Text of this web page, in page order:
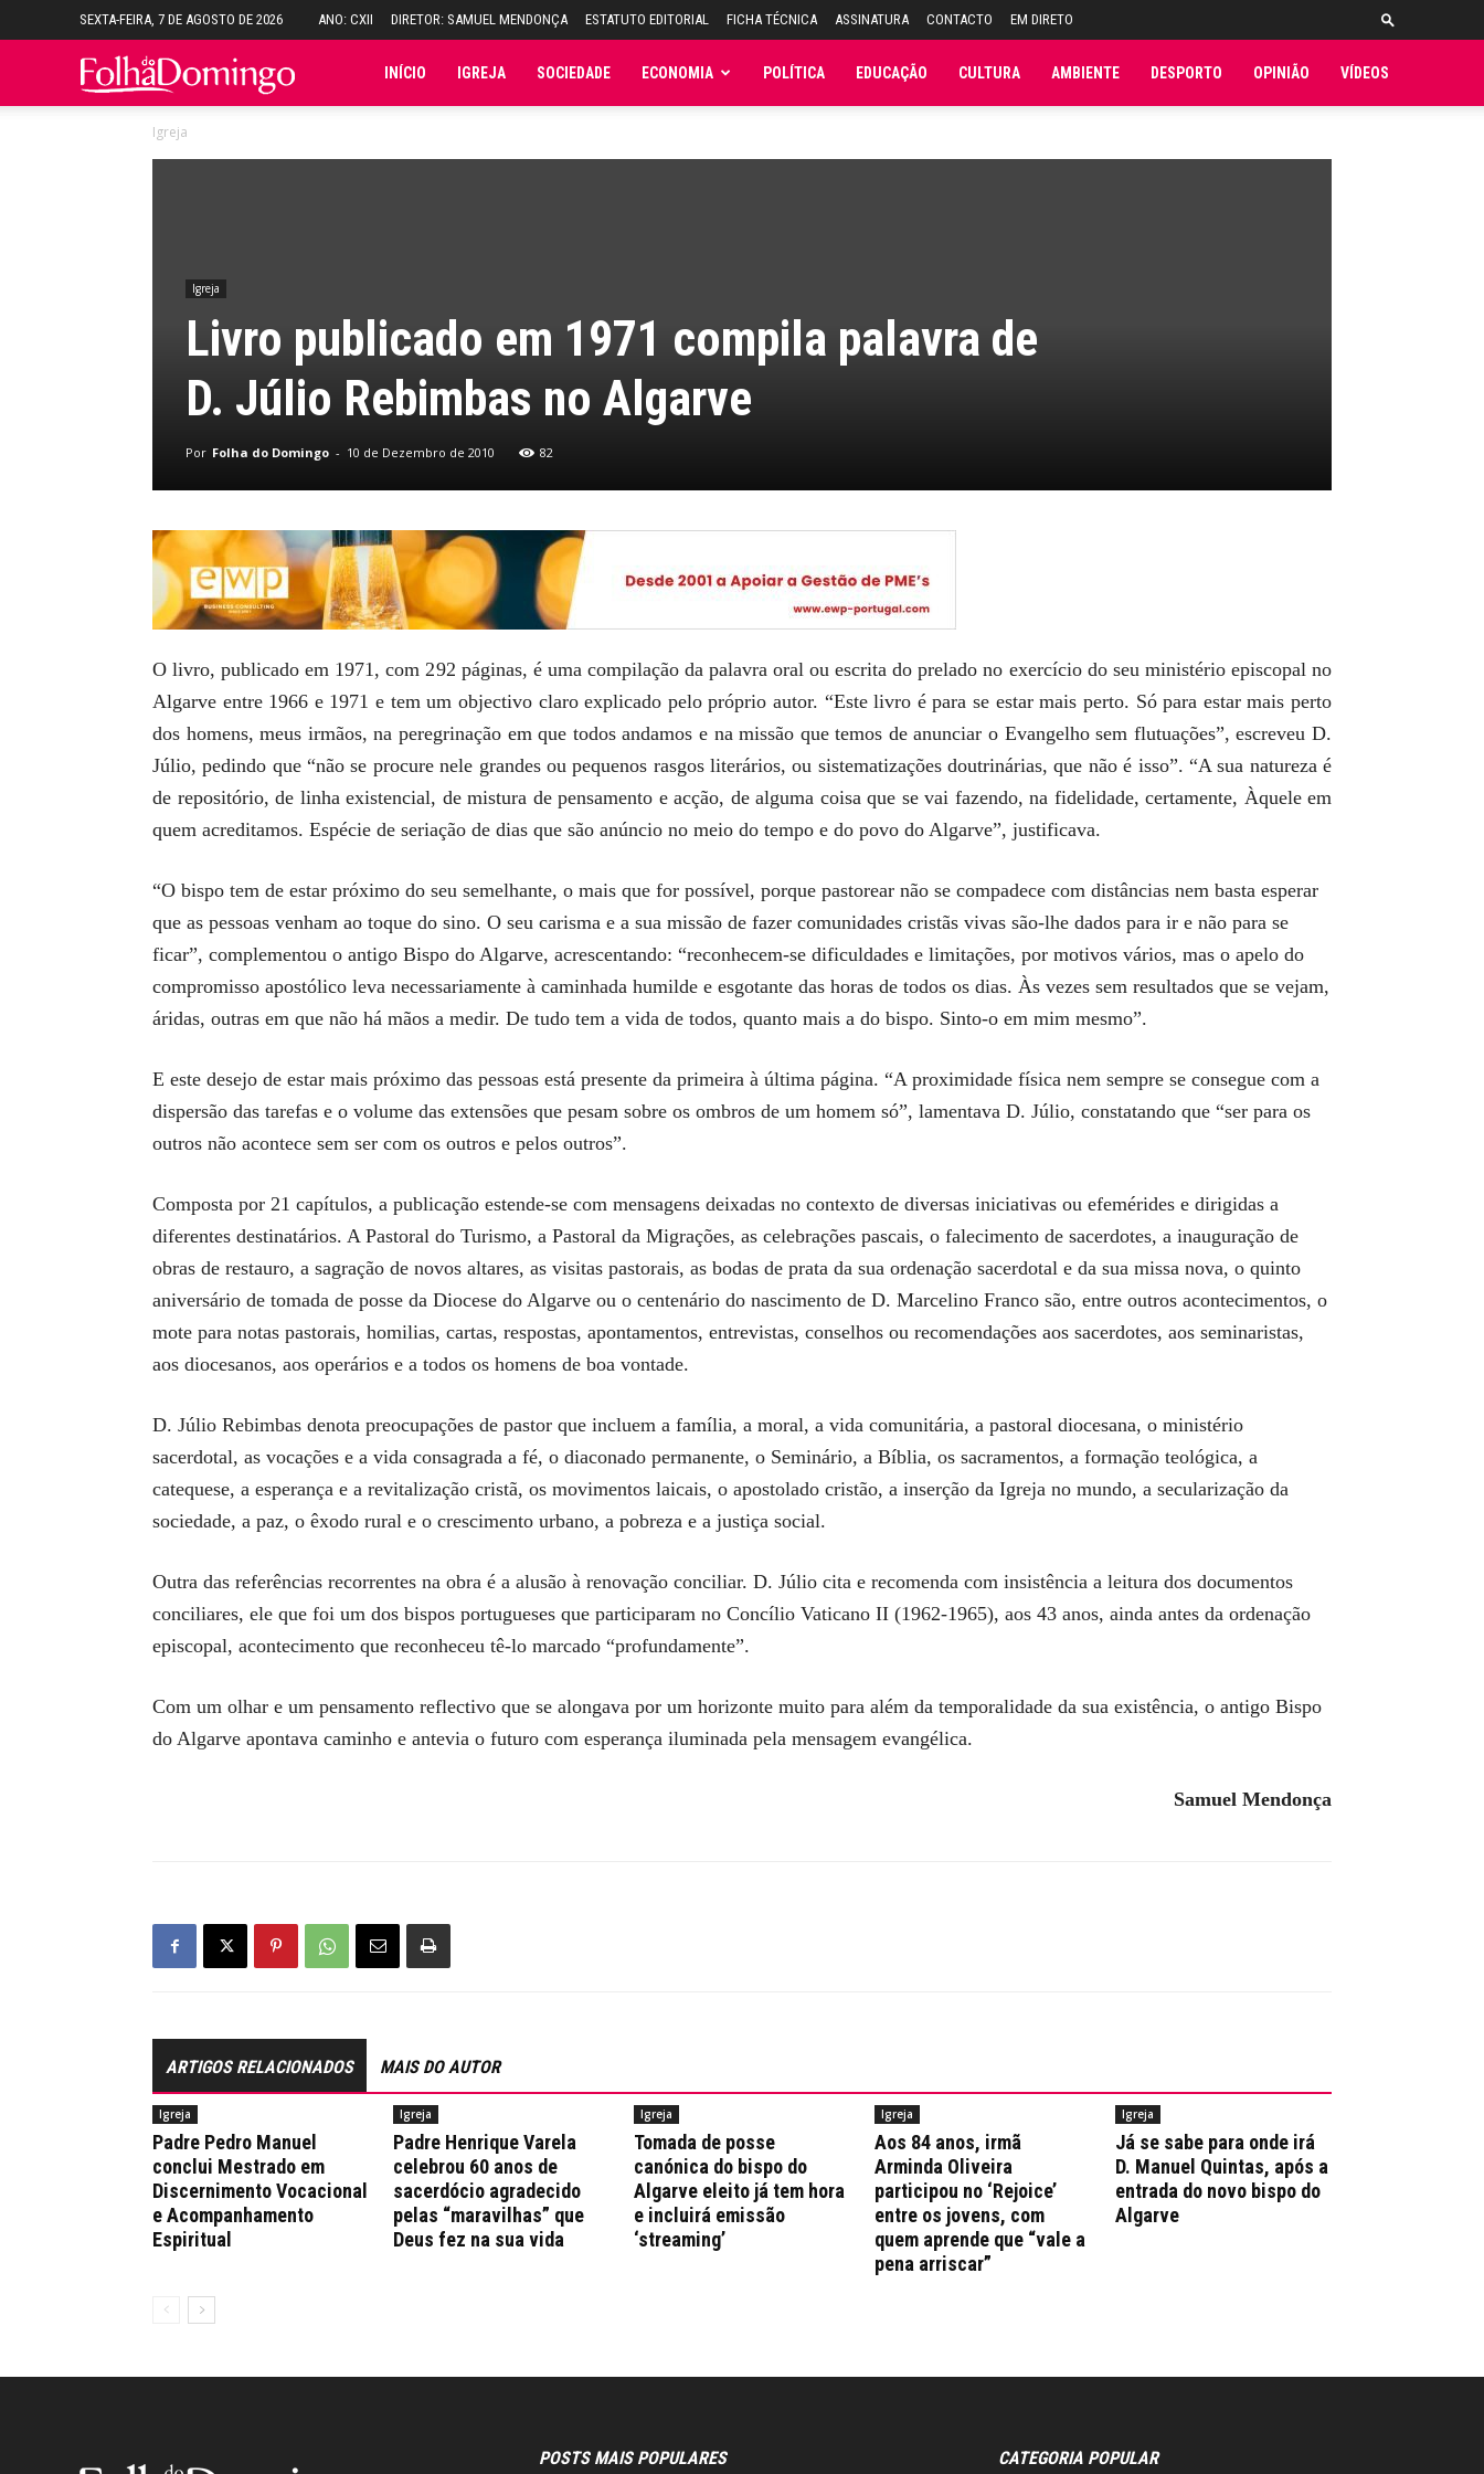
SEXTA-FEIRA, 7 DE AGOSTO DE 2026 ANO: CXII DIRETOR: SAMUEL MENDONÇA ESTATUTO EDITORIAL FICHA TÉCNICA ASSINATURA CONTACTO EM DIRETO
Folha INÍCIO IGREJA SOCIEDADE ECONOMIA POLÍTICA EDUCAÇÃO CULTURA AMBIENTE DESPORTO OPINIÃO VÍDEOS
Igreja
Igreja
Livro publicado em 1971 compila palavra de
D. Júlio Rebimbas no Algarve
Por Folha do Domingo - 10 de Dezembro de 2010 82
O livro, publicado em 1971, com 292 páginas, é uma compilação da palavra oral ou escrita do prelado no exercício do seu ministério episcopal no
Algarve entre 1966 e 1971 e tem um objectivo claro explicado pelo próprio autor. “Este livro é para se estar mais perto. Só para estar mais perto
dos homens, meus irmãos, na peregrinação em que todos andamos e na missão que temos de anunciar o Evangelho sem flutuações”, escreveu D.
Júlio, pedindo que “não se procure nele grandes ou pequenos rasgos literários, ou sistematizações doutrinárias, que não é isso”. “A sua natureza é
de repositório, de linha existencial, de mistura de pensamento e acção, de alguma coisa que se vai fazendo, na fidelidade, certamente, Àquele em
quem acreditamos. Espécie de seriação de dias que são anúncio no meio do tempo e do povo do Algarve”, justificava.
“O bispo tem de estar próximo do seu semelhante, o mais que for possível, porque pastorear não se compadece com distâncias nem basta esperar
que as pessoas venham ao toque do sino. O seu carisma e a sua missão de fazer comunidades cristãs vivas são-lhe dados para ir e não para se
ficar”, complementou o antigo Bispo do Algarve, acrescentando: “reconhecem-se dificuldades e limitações, por motivos vários, mas o apelo do
compromisso apostólico leva necessariamente à caminhada humilde e esgotante das horas de todos os dias. Às vezes sem resultados que se vejam,
áridas, outras em que não há mãos a medir. De tudo tem a vida de todos, quanto mais a do bispo. Sinto-o em mim mesmo”.
E este desejo de estar mais próximo das pessoas está presente da primeira à última página. “A proximidade física nem sempre se consegue com a
dispersão das tarefas e o volume das extensões que pesam sobre os ombros de um homem só”, lamentava D. Júlio, constatando que “ser para os
outros não acontece sem ser com os outros e pelos outros”.
Composta por 21 capítulos, a publicação estende-se com mensagens deixadas no contexto de diversas iniciativas ou efemérides e dirigidas a
diferentes destinatários. A Pastoral do Turismo, a Pastoral da Migrações, as celebrações pascais, o falecimento de sacerdotes, a inauguração de
obras de restauro, a sagração de novos altares, as visitas pastorais, as bodas de prata da sua ordenação sacerdotal e da sua missa nova, o quinto
aniversário de tomada de posse da Diocese do Algarve ou o centenário do nascimento de D. Marcelino Franco são, entre outros acontecimentos, o
mote para notas pastorais, homilias, cartas, respostas, apontamentos, entrevistas, conselhos ou recomendações aos sacerdotes, aos seminaristas,
aos diocesanos, aos operários e a todos os homens de boa vontade.
D. Júlio Rebimbas denota preocupações de pastor que incluem a família, a moral, a vida comunitária, a pastoral diocesana, o ministério
sacerdotal, as vocações e a vida consagrada a fé, o diaconado permanente, o Seminário, a Bíblia, os sacramentos, a formação teológica, a
catequese, a esperança e a revitalização cristã, os movimentos laicais, o apostolado cristão, a inserção da Igreja no mundo, a secularização da
sociedade, a paz, o êxodo rural e o crescimento urbano, a pobreza e a justiça social.
Outra das referências recorrentes na obra é a alusão à renovação conciliar. D. Júlio cita e recomenda com insistência a leitura dos documentos
conciliares, ele que foi um dos bispos portugueses que participaram no Concílio Vaticano II (1962-1965), aos 43 anos, ainda antes da ordenação
episcopal, acontecimento que reconheceu tê-lo marcado “profundamente”.
Com um olhar e um pensamento reflectivo que se alongava por um horizonte muito para além da temporalidade da sua existência, o antigo Bispo
do Algarve apontava caminho e antevia o futuro com esperança iluminada pela mensagem evangélica.
Samuel Mendonça
ARTIGOS RELACIONADOS MAIS DO AUTOR
Igreja
Padre Pedro Manuel
conclui Mestrado em
Discernimento Vocacional
e Acompanhamento
Espiritual
Igreja
Padre Henrique Varela
celebrou 60 anos de
sacerdócio agradecido
pelas “maravilhas” que
Deus fez na sua vida
Igreja
Tomada de posse
canónica do bispo do
Algarve eleito já tem hora
e incluirá emissão
‘streaming’
Igreja
Aos 84 anos, irmã
Arminda Oliveira
participou no ‘Rejoice’
entre os jovens, com
quem aprende que “vale a
pena arriscar”
Igreja
Já se sabe para onde irá
D. Manuel Quintas, após a
entrada do novo bispo do
Algarve
POSTS MAIS POPULARES CATEGORIA POPULAR